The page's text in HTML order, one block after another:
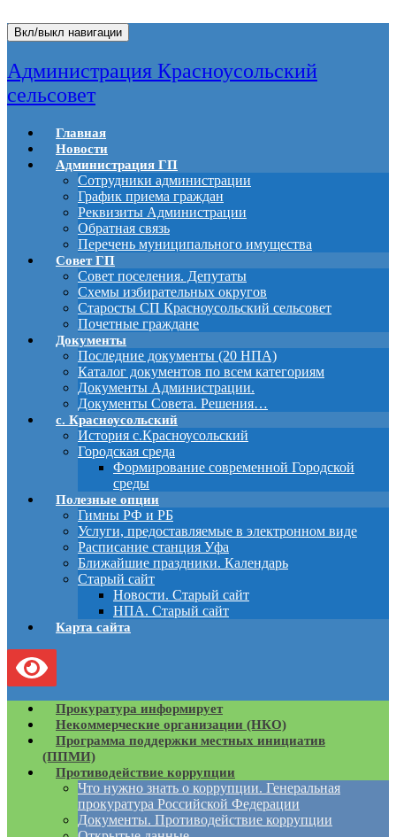
Вкл/выкл навигации
Администрация Красноусольский
сельсовет
Главная
Новости
Администрация ГП
Сотрудники администрации
График приема граждан
Реквизиты Администрации
Обратная связь
Перечень муниципального имущества
Совет ГП
Совет поселения. Депутаты
Схемы избирательных округов
Старосты СП Красноусольский сельсовет
Почетные граждане
Документы
Последние документы (20 НПА)
Каталог документов по всем категориям
Документы Администрации.
Документы Совета. Решения…
с. Красноусольский
История с.Красноусольский
Городская среда
Формирование современной Городской
среды
Полезные опции
Гимны РФ и РБ
Услуги, предоставляемые в электронном виде
Расписание станция Уфа
Ближайшие праздники. Календарь
Старый сайт
Новости. Старый сайт
НПА. Старый сайт
Карта сайта
Прокуратура информирует
Некоммерческие организации (НКО)
Программа поддержки местных инициатив
(ППМИ)
Противодействие коррупции
Что нужно знать о коррупции. Генеральная
прокуратура Российской Федерации
Документы. Противодействие коррупции